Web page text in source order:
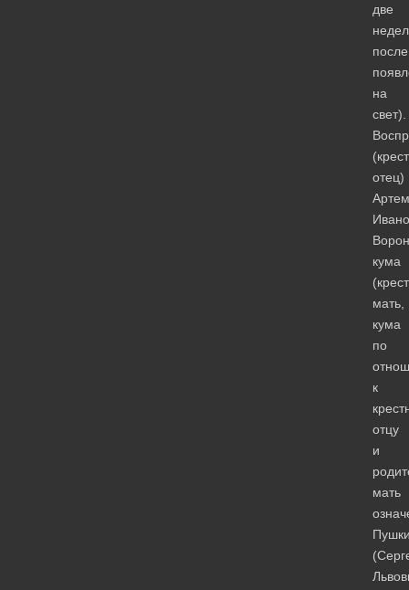
две
после
на
свет).
отец)
кума
мать,
кума
по
к
отцу
и
мать